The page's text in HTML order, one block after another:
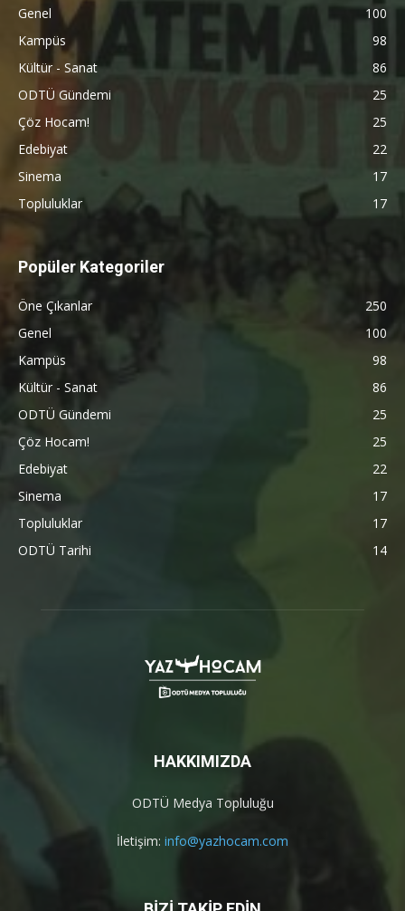
Genel
100
Kampüs
98
Kültür - Sanat
86
ODTÜ Gündemi
25
Çöz Hocam!
25
Edebiyat
22
Sinema
17
Topluluklar
17
Popüler Kategoriler
Öne Çıkanlar
250
Genel
100
Kampüs
98
Kültür - Sanat
86
ODTÜ Gündemi
25
Çöz Hocam!
25
Edebiyat
22
Sinema
17
Topluluklar
17
ODTÜ Tarihi
14
HAKKIMIZDA
ODTÜ Medya Topluluğu
İletişim: info@yazhocam.com